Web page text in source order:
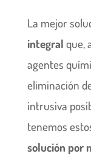
La mejor
integral que,
agentes
eliminación
intrusiva
tenemos
solución por